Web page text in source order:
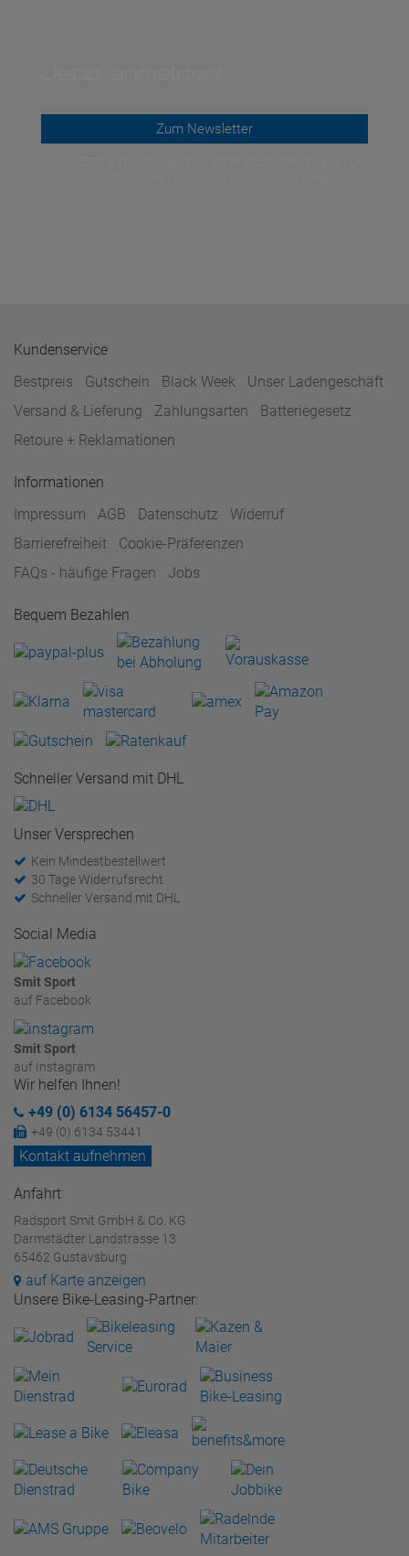
Zum Newsletter
Kundenservice
Bestpreis
Gutschein Black Week
Unser Ladengeschäft
Versand & Lieferung
Zahlungsarten
Batteriegesetz
Retoure + Reklamationen
Informationen
Impressum
AGB Datenschutz
Widerruf
Barrierefreiheit
Cookie-Präferenzen
FAQs - häufige Fragen
Jobs
Bequem Bezahlen
Schneller Versand mit DHL
Unser Versprechen
Kein Mindestbestellwert
30 Tage Widerrufsrecht
Schneller Versand mit DHL
Social Media
Smit Sport
auf Facebook
Smit Sport
auf Instagram
Wir helfen Ihnen!
+49 (0) 6134 56457-0
+49 (0) 6134 53441
Kontakt aufnehmen
Anfahrt
Radsport Smit GmbH & Co. KG
Darmstädter Landstrasse 13
65462 Gustavsburg
auf Karte anzeigen
Unsere Bike-Leasing-Partner: